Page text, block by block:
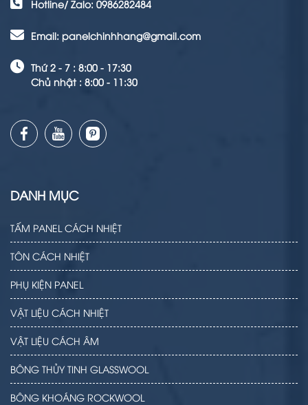
Hotline/ Zalo: 0986282484
Email: panelchinhhang@gmail.com
Thứ 2 - 7 : 8:00 - 17:30
Chủ nhật : 8:00 - 11:30
DANH MỤC
TẤM PANEL CÁCH NHIỆT
TÔN CÁCH NHIỆT
PHỤ KIỆN PANEL
VẬT LIỆU CÁCH NHIỆT
VẬT LIỆU CÁCH ÂM
BÔNG THỦY TINH GLASSWOOL
BÔNG KHOÁNG ROCKWOOL